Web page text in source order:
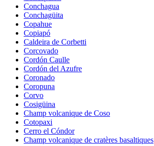
Conchagua
Conchagüita
Copahue
Copiapó
Caldeira de Corbetti
Corcovado
Cordón Caulle
Cordón del Azufre
Coronado
Coropuna
Corvo
Cosigüina
Champ volcanique de Coso
Cotopaxi
Cerro el Cóndor
Champ volcanique de cratères basaltiques